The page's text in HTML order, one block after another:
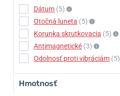
Dátum (5)
Otočná luneta (5)
Korunka skrutkovacia (5)
Antimagnetické (3)
Odolnosť proti vibráciám (5)
Hmotnosť